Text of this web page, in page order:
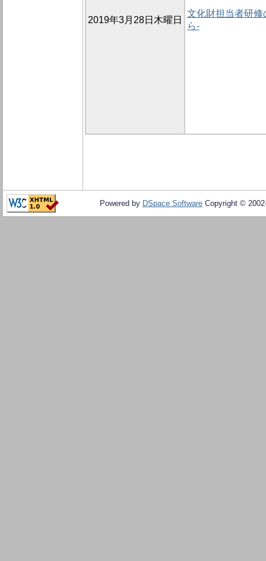
2019年3月28日木曜日
文化財担当者研
ら-
Powered by DSpace Software Copyright ©